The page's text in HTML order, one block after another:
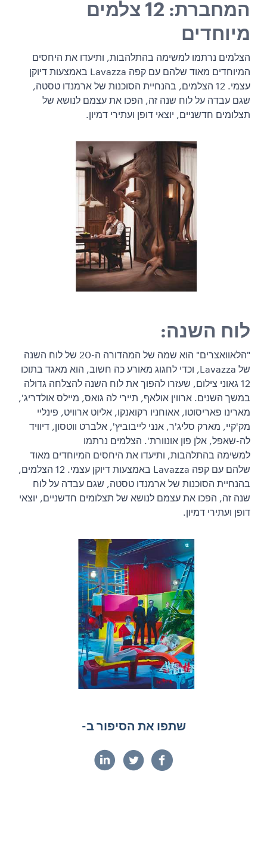
המחברת: 12 צלמים
מיוחדים
הצלמים נרתמו למשימה בהתלהבות, ותיעדו את היחסים
המיוחדים מאוד שלהם עם קפה Lavazza באמצעות דיוקן
עצמי. 12 הצלמים, בהנחיית הסוכנות של ארמנדו טסטה,
שגם עבדה על לוח שנה זה, הפכו את עצמם לנושא של
תצלומים חדשניים, יוצאי דופן ועתירי דמיון.
לוח השנה:
"הלאוואצרים" הוא שמה של המהדורה ה-20 של לוח השנה
של Lavazza, וכדי לחגוג מאורע כה חשוב, הוא מאגד בתוכו
12 גאוני צילום, שעזרו להפוך את לוח השנה להצלחה גדולה
במשך השנים. ארווין אולאף, תיירי לה גואס, מיילס אולדריג',
מארינו פאריסוטו, אאוחניו רקואנקו, אליוט ארוויט, פינליי
מק'קיי, מארק סליג'ר, אנני לייבוביץ', אלברט ווטסון, דיוויד
לה-שאפל, אלן פון אונוורת'. הצלמים נרתמו
למשימה בהתלהבות, ותיעדו את היחסים המיוחדים מאוד
שלהם עם קפה Lavazza באמצעות דיוקן עצמי. 12 הצלמים,
בהנחיית הסוכנות של ארמנדו טסטה, שגם עבדה על לוח
שנה זה, הפכו את עצמם לנושא של תצלומים חדשניים, יוצאי
דופן ועתירי דמיון.
שתפו את הסיפור ב-